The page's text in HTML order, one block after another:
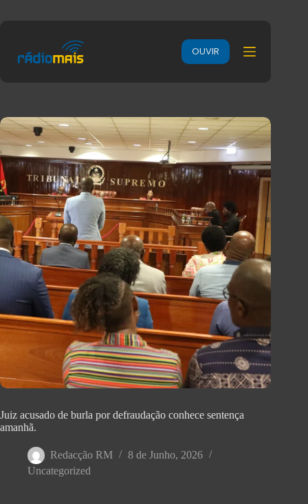
OUVIR
Juiz acusado de burla por defraudação conhece sentença
amanhã.
Redacção RM
8 de Junho, 2026
Uncategorized